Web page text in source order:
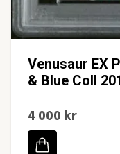
Venusaur EX
& Blue Coll
4 000 kr